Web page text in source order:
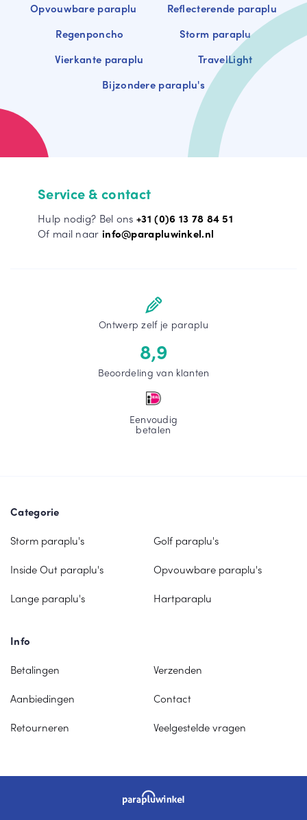
Opvouwbare paraplu
Reflecterende paraplu
Regenponcho
Storm paraplu
Vierkante paraplu
TravelLight
Bijzondere paraplu's
Service & contact
Hulp nodig? Bel ons +31 (0)6 13 78 84 51
Of mail naar info@parapluwinkel.nl
Ontwerp zelf je paraplu
8,9
Beoordeling van klanten
Eenvoudig
betalen
Categorie
Storm paraplu's
Golf paraplu's
Inside Out paraplu's
Opvouwbare paraplu's
Lange paraplu's
Hartparaplu
Info
Betalingen
Verzenden
Aanbiedingen
Contact
Retourneren
Veelgestelde vragen